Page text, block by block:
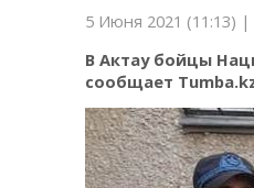
5 Июня 2021 (11:13) |
В Актау бойцы
сообщает